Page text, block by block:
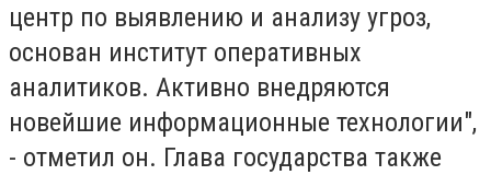
центр по выявлению и анализу угроз,
основан институт оперативных
аналитиков. Активно внедряются
новейшие информационные технологии",
- отметил он. Глава государства также